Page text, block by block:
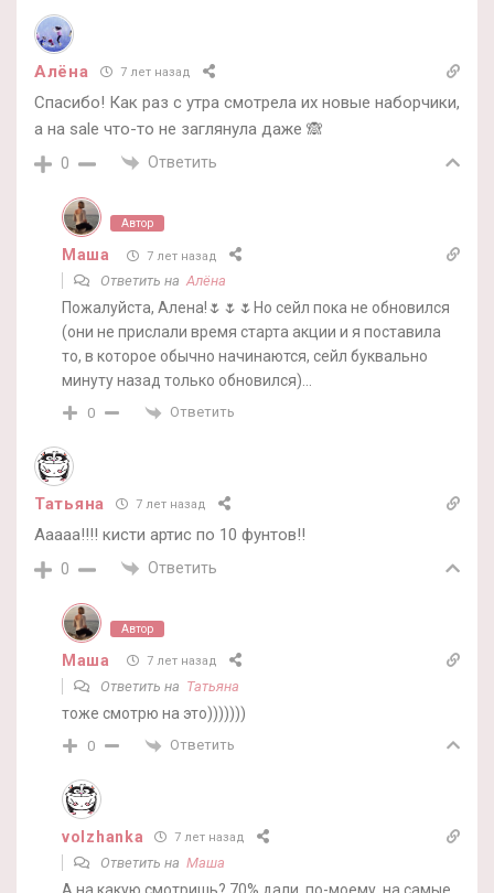
Алёна 7 лет назад
Спасибо! Как раз с утра смотрела их новые наборчики,
а на sale что-то не заглянула даже 🙈
0 Ответить
Автор
Маша 7 лет назад
Ответить наАлёна
Пожалуйста, Алена!🌷🌷🌷Но сейл пока не обновился
(они не прислали время старта акции и я поставила
то, в которое обычно начинаются, сейл буквально
минуту назад только обновился)…
0 Ответить
Татьяна 7 лет назад
Ааааа!!!! кисти артис по 10 фунтов!!
0 Ответить
Автор
Маша 7 лет назад
Ответить на Татьяна
тоже смотрю на это)))))))
0 Ответить
volzhanka 7 лет назад
Ответить на Маша
А на какую смотришь? 70% дали, по-моему, на самые